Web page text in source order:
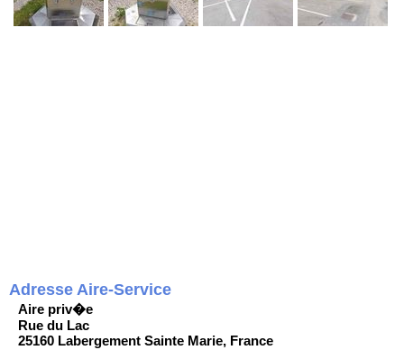
Adresse Aire-Service
Aire priv�e
Rue du Lac
25160 Labergement Sainte Marie, France